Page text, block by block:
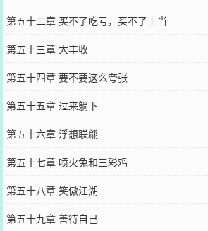
第五十二章 买不了吃亏，买不了上当
第五十三章 大丰收
第五十四章 要不要这么夸张
第五十五章 过来躺下
第五十六章 浮想联翩
第五十七章 喷火兔和三彩鸡
第五十八章 笑傲江湖
第五十九章 善待自己